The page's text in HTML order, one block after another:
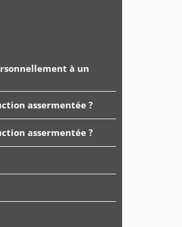
à un
assermentée ?
assermentée ?